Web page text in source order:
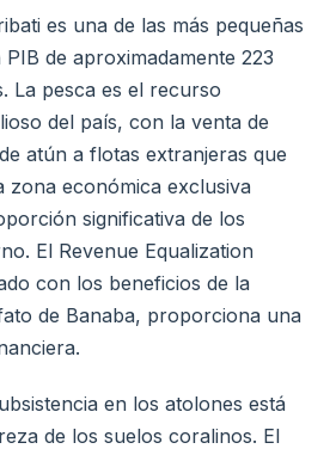
es una de las más pequeñas
de aproximadamente 223
La pesca es el recurso
del país, con la venta de
atún a flotas extranjeras que
zona económica exclusiva
significativa de los
El Revenue Equalization
con los beneficios de la
de Banaba, proporciona una
en los atolones está
de los suelos coralinos. El